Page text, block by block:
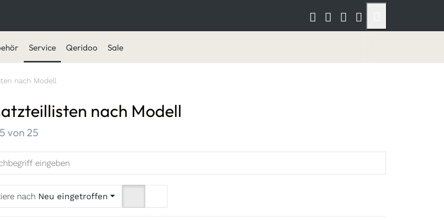
Service Qeridoo Sale
nach Modell
nach Modell
von25
nach Neu eingetroffen